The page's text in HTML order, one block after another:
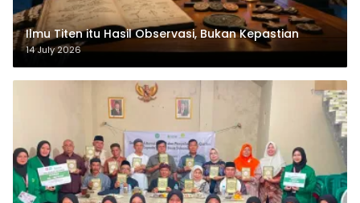
Ilmu Titen itu Hasil Observasi, Bukan Kepastian
14 July 2026